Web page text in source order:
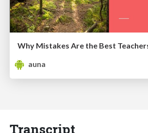
auna
Transcript